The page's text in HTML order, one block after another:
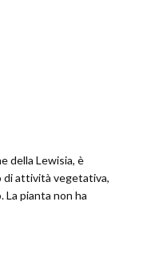
della Lewisia, è
di attività vegetativa,
La pianta non ha